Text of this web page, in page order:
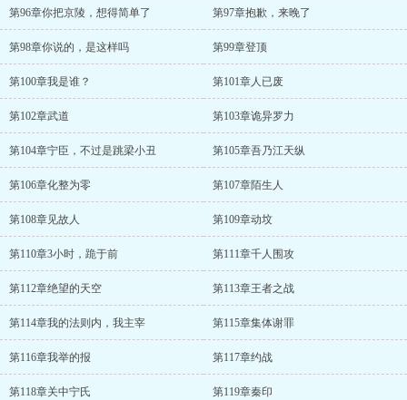
第96章你把京陵，想得简单了 第97章抱歉，来晚了
第98章你说的，是这样吗 第99章登顶
第100章我是谁？ 第101章人已废
第102章武道 第103章诡异罗力
第104章宁臣，不过是跳梁小丑 第105章吾乃江天纵
第106章化整为零 第107章陌生人
第108章见故人 第109章动坟
第110章3小时，跪于前 第111章千人围攻
第112章绝望的天空 第113章王者之战
第114章我的法则内，我主宰 第115章集体谢罪
第116章我举的报 第117章约战
第118章关中宁氏 第119章秦印